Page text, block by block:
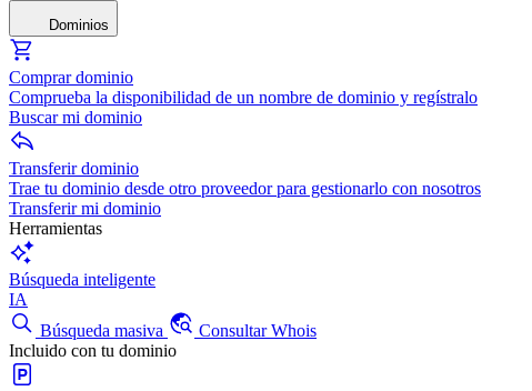
Dominios
Comprar dominio
Comprueba la disponibilidad de un nombre de dominio y regístralo
Buscar mi dominio
Transferir dominio
Trae tu dominio desde otro proveedor para gestionarlo con nosotros
Transferir mi dominio
Herramientas
Búsqueda inteligente
IA
Búsqueda masiva
Consultar Whois
Incluido con tu dominio